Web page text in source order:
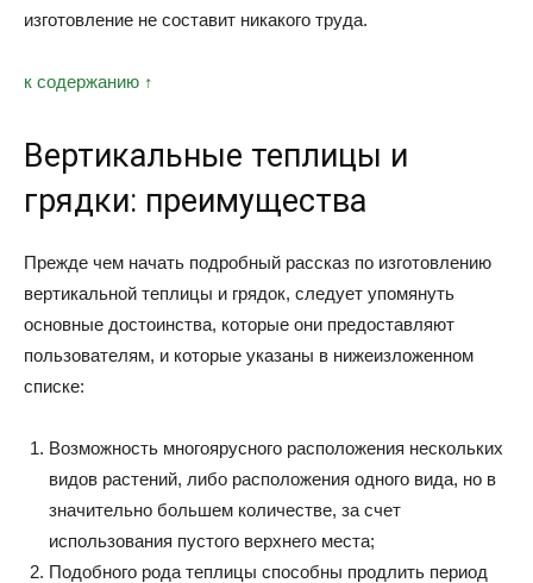
изготовление не составит никакого труда.
к содержанию ↑
Вертикальные теплицы и
грядки: преимущества
Прежде чем начать подробный рассказ по изготовлению
вертикальной теплицы и грядок, следует упомянуть
основные достоинства, которые они предоставляют
пользователям, и которые указаны в нижеизложенном
списке:
Возможность многоярусного расположения нескольких
видов растений, либо расположения одного вида, но в
значительно большем количестве, за счет
использования пустого верхнего места;
Подобного рода теплицы способны продлить период